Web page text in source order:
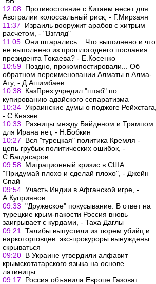
12:08 Противостояние с Китаем несет для
Австралии колоссальный риск, - Г.Мирзаян
11:37
Израиль вооружит арабов с хитрым
расчетом, - "Взгляд"
11:05 Они штарались... Что выполнено и что
не выполнено из прошлогоднего послания
президента Токаева? - Е.Косенко
10:59 Поздно, прокомпостировали... Об
обратном переименовании Алматы в Алма-
Ату, - Д.Ашимбаев
10:38 КазПрез учредил "штаб" по
купированию адайского сепаратизма
10:34 Украинские думы о поджоге Рейхстага,
- С.Князев
10:33
Разницы между Байденом и Трампом
для Ирана нет, - Н.Бобкин
10:27
Вся "турецкая" политика Кремля -
цепь грубых политических ошибок, -
С.Багдасаров
09:58 Миграционный кризис в США:
"Придумай плохо и сделай плохо", - Джейн
Спай
09:54 Участь Индии в Афганской игре, -
А.Куприянов
09:33 "Дружеское" покусывание. В ответ на
турецкие крым-пакости Россия вновь
заигрывает с курдами, - Таха Даглы
09:21
Талибы выпустили из тюрем убийц и
наркоторговцев: экс-прокуроры вынуждены
скрываться
09:20 В Украине утвердили алфавит
крымскотатарского языка на основе
латиницы
09:17
Россия объявила Европе Газоват.